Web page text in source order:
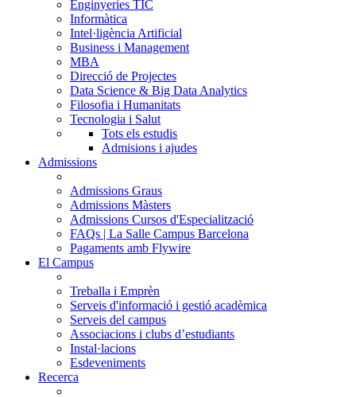
Enginyeries TIC
Informàtica
Intel·ligència Artificial
Business i Management
MBA
Direcció de Projectes
Data Science & Big Data Analytics
Filosofia i Humanitats
Tecnologia i Salut
Tots els estudis
Admisions i ajudes
Admissions
Admissions Graus
Admissions Màsters
Admissions Cursos d'Especialització
FAQs | La Salle Campus Barcelona
Pagaments amb Flywire
El Campus
Treballa i Emprèn
Serveis d'informació i gestió acadèmica
Serveis del campus
Associacions i clubs d’estudiants
Instal·lacions
Esdeveniments
Recerca